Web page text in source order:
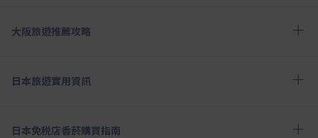
大阪旅遊推薦攻略
日本旅遊實用資訊
日本免税店香菸購買指南